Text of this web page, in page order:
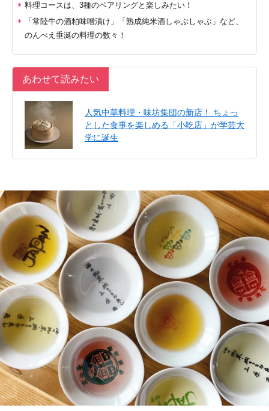
料理コースは、3種のペアリングと楽しみたい！
「常陸牛の酒粕味噌漬け」「熟成純米酒しゃぶしゃぶ」など、
のんべえ垂涎の料理の数々！
あわせて読みたい
人気中華料理・味坊集団の新店！ ちょっ
とした食事を楽しめる「小吃店」が学芸大
学に誕生